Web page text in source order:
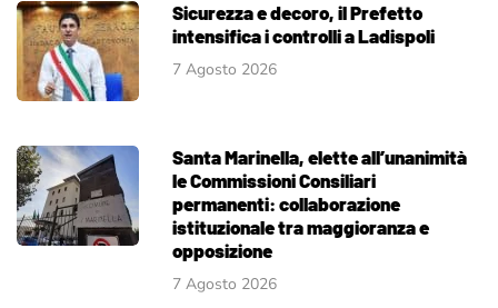
Sicurezza e decoro, il Prefetto
intensifica i controlli a Ladispoli
7 Agosto 2026
Santa Marinella, elette all’unanimità
le Commissioni Consiliari
permanenti: collaborazione
istituzionale tra maggioranza e
opposizione
7 Agosto 2026